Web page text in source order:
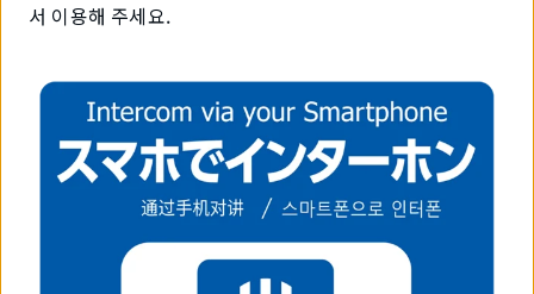
서 이용해 주세요.